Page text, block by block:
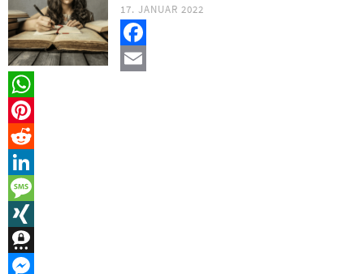
17. JANUAR 2022
Facebook
Email
WhatsApp
Pinterest
Reddit
LinkedIn
Message
XING
Threema